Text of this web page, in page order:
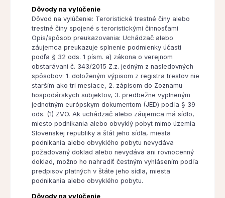
Dôvody na vylúčenie
Dôvod na vylúčenie: Teroristické trestné činy alebo
trestné činy spojené s teroristickými činnosťami
Opis/spôsob preukazovania: Uchádzač alebo
záujemca preukazuje splnenie podmienky účasti
podľa § 32 ods. 1 písm. a) zákona o verejnom
obstarávaní č. 343/2015 Z.z. jedným z nasledovných
spôsobov: 1. doloženým výpisom z registra trestov nie
starším ako tri mesiace, 2. zápisom do Zoznamu
hospodárskych subjektov, 3. predbežne vyplneným
jednotným európskym dokumentom (JED) podľa § 39
ods. (1) ZVO. Ak uchádzač alebo záujemca má sídlo,
miesto podnikania alebo obvyklý pobyt mimo územia
Slovenskej republiky a štát jeho sídla, miesta
podnikania alebo obvyklého pobytu nevydáva
požadovaný doklad alebo nevydáva ani rovnocenný
doklad, možno ho nahradiť čestným vyhlásením podľa
predpisov platných v štáte jeho sídla, miesta
podnikania alebo obvyklého pobytu.
Dôvody na vylúčenie